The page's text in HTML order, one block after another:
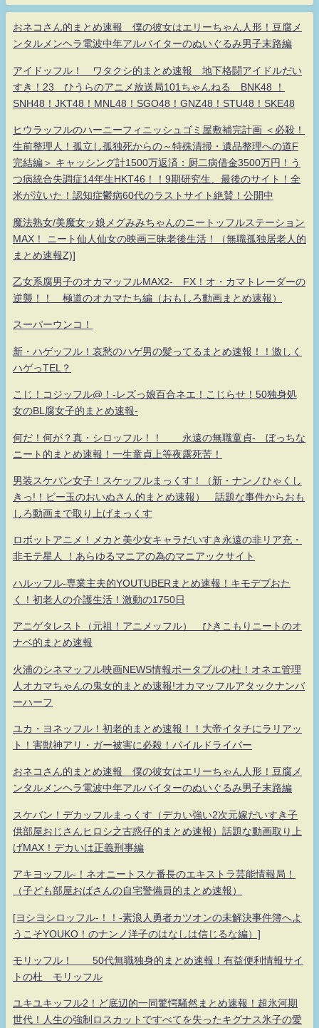
おネコさん的まとめ速報 僕の彼女はエリーちゃん人形！豆腐メ
ンタルメンヘラ電波中年アルバイターのぬいぐるみ男子末路編
アイドッフル！ ワタクシ的まとめ速報 地下格闘アイドルだい
すき！23 ひうらのアニメ放送局101ちゃんねる BNK48 ！
SNH48！JKT48！MNL48！SGO48！GNZ48！STU48！SKE48
ヒウラッフルのハーニーフィニッシュゴミ屋敷補完計画 ＜必殺！
生前整理人！孤立し孤独死からの～特殊清掃・遺品整理への道F
完結編＞ キャッシング計1500万返済：厨二病借金3500万円！う
つ病統合失調症14年生HKT46！！9期研究生、最後のサイト！全
米が泣いた！認知症鬱病60代のラストサイト絶賛！公開中
魔法熟女/美魔女ッ娘メグみみちゃんのニートッフルステーション
MAX！ ニート仙人仙女の映画三昧老後生活！（無職孤独居老人的
まとめ速報Z)]
乙女系腐男子のオカマッフルMAX2- FX！オ・カマトレーダーの
逆襲！！ 極道のオカマたち編（おもしろ動画まとめ速報）
スーパーウンコ！
新・ハゲッフル！哀愁のハゲ男の髪ってるまとめ速報！！激しく
ハゲっTEL？
こじ！コジッフル@！-レズっ娘百合ネエ！こじらせ！50独身処
女のBL腐女子的まとめ速報-
何だ！何が？真・シロッフル！！ 永遠の無職童貞- ぼっちな
ニート的まとめ速報！一生童貞上等夜露死苦！
男装スケバン女子！スケッフルまっくす！（新・ナンノひゃくし
きっ!！ビー玉のおいぬさん的まとめ速報） 話題な事件からおも
しろ動画まで取り上げまっくす
ロボットアニメ！メカと美少女キャラだいすき永遠の非リア充・
非モテ星人 ！あらゆるマニアの為のマニアックサイト
ハルッフル-専業主夫的YOUTUBERまとめ速報！キモデブおた
く！初老人の介護生活！激動の1750日
アニゲタレスト（元祖！アニメッフル） ひきこもりニートのオ
ナベ的まとめ速報
火浦のシネマッフル映画NEWS情報ポータブルの杜！オネエ管理
人オカマちゃんの鬼女的まとめ速報!オカマッフルアタックナンバ
ーハーフ
ユカ・ヨネッフル！初老的まとめ速報！！大帝イタチにラリアッ
ト！害獣神アリ・ガー被害に必殺！パイルドライバー
おネコさん的まとめ速報 僕の彼女はエリーちゃん人形！豆腐メ
ンタルメンヘラ電波中年アルバイターのぬいぐるみ男子末路編
スケバン！デカッフルまっくす（デカい強い2次元嫁だいすき子
供部屋おじさんヒロシ之古惑仔的まとめ速報）話題な動画取り上
げMAX！デカいは正義刑事編
アキヨッフル-！ネオニートスケ番長のエキストラ芸能情報局！
（子ども部屋おばさんの自宅警備員的まとめ速報）
[ヨシヨシロッフル-！！-素浪人勇者カツオンの未解決事件簿へよ
うこそYOUKO！のナンノ洋子のはなしは信じるな編）]
モリッフル！ 50代無職独身的まとめ速報！有益便利情報サイ
トの杜 モリッフル
ユキユキッフル2！ど底辺的一同驚愕騒然まとめ速報！超氷河期
世代！人生の強制ロスカットですべてを失ったキグナス氷子の愛